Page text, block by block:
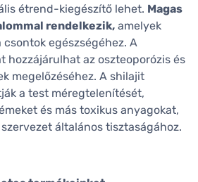
étrend-kiegészítő lehet. Magas
rendelkezik, amelyek
egészségéhez. A
hozzájárulhat az oszteoporózis és
megelőzéséhez. A shilajit
a test méregtelenítését,
és más toxikus anyagokat,
általános tisztaságához.